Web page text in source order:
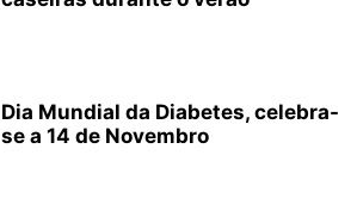
Dia Mundial da Diabetes, celebra-
se a 14 de Novembro